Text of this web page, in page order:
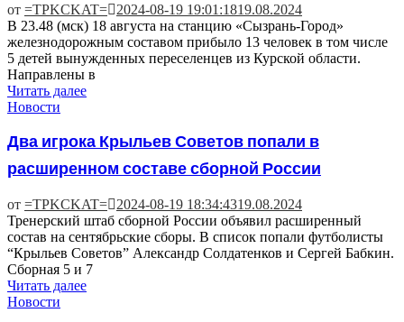
от =TPKCKAT= 2024-08-19 19:01:1819.08.2024
В 23.48 (мск) 18 августа на станцию «Сызрань-Город»
железнодорожным составом прибыло 13 человек в том числе
5 детей вынужденных переселенцев из Курской области.
Направлены в
Читать далее
Новости
Два игрока Крыльев Советов попали в
расширенном составе сборной России
от =TPKCKAT= 2024-08-19 18:34:4319.08.2024
Тренерский штаб сборной России объявил расширенный
состав на сентябрьские сборы. В список попали футболисты
“Крыльев Советов” Александр Солдатенков и Сергей Бабкин.
Сборная 5 и 7
Читать далее
Новости